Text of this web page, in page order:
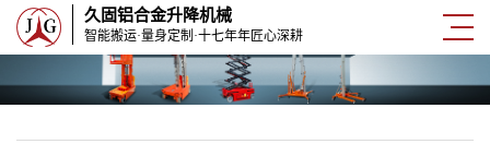
久固铝合金升降机械
智能搬运·量身定制·十七年年匠心深耕